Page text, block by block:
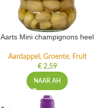
Aarts Mini champignons heel
Aardappel, Groente, Fruit
€2,59
NAAR AH